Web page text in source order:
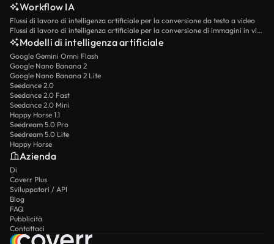
Workflow IA
Flussi di lavoro di intelligenza artificiale per la conversione da testo a video
Flussi di lavoro di intelligenza artificiale per la conversione di immagini in video
Modelli di intelligenza artificiale
Google Gemini Omni Flash
Google Nano Banana 2
Google Nano Banana 2 Lite
Seedance 2.0
Seedance 2.0 Fast
Seedance 2.0 Mini
Happy Horse 1.1
Seedream 5.0 Pro
Seedream 5.0 Lite
Happy Horse
Azienda
Di
Coverr Plus
Sviluppatori / API
Blog
FAQ
Pubblicità
Contattaci